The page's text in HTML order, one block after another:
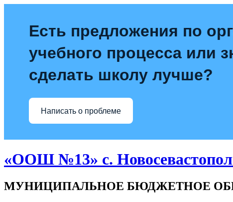
Есть предложения по
учебного процесса или
сделать школу лучше?
Написать о проблеме
«ООШ №13» с.
МУНИЦИПАЛЬНОЕ БЮДЖЕТНОЕ